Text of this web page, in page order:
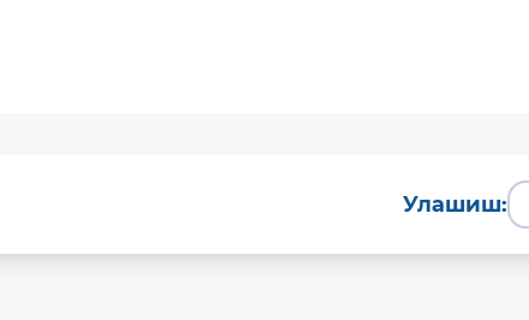
Улашиш: